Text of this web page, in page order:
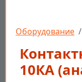
Строка
Оборудование
10КА